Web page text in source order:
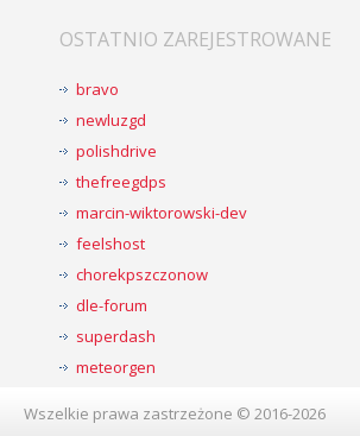
OSTATNIO ZAREJESTROWANE
bravo
newluzgd
polishdrive
thefreegdps
marcin-wiktorowski-dev
feelshost
chorekpszczonow
dle-forum
superdash
meteorgen
Wszelkie prawa zastrzeżone © 2016-2026